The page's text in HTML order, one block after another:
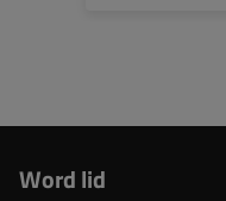
Word lid